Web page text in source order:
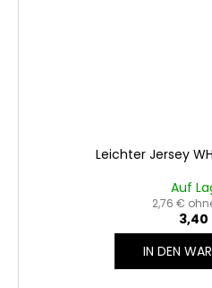
Leichter Jersey
Auf
2,76 €
IN DEN